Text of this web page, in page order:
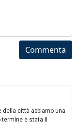
Commenta
della città abbiamo una
è stata il